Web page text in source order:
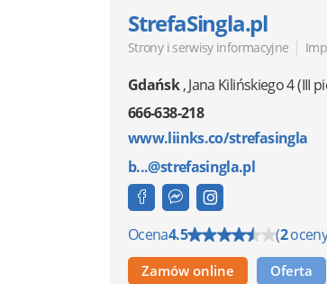
StrefaSingla.pl
Strony i serwisy informacyjne |
Gdańsk,Jana Kilińskiego 4(III
666-638-218
www.liinks.co/strefasingla
b...@strefasingla.pl
Ocena4.5 (2
Zamów online Oferta